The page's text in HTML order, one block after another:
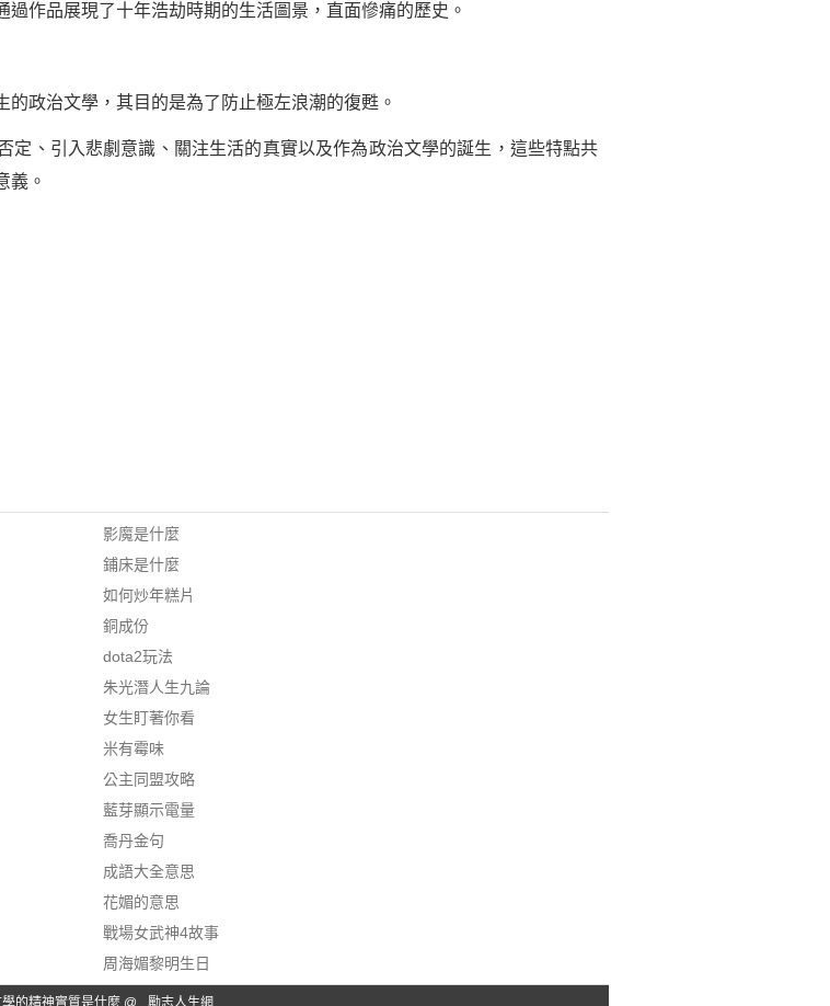
作品展現了十年浩劫時期的生活圖景，直面慘痛的歷史。
政治文學，其目的是為了防止極左浪潮的復甦。
定、引入悲劇意識、關注生活的真實以及作為政治文學的誕生，這些特點共
義。
影魔是什麼
鋪床是什麼
如何炒年糕片
銅成份
dota2玩法
朱光潛人生九論
女生盯著你看
米有霉味
公主同盟攻略
藍芽顯示電量
喬丹金句
成語大全意思
花媚的意思
戰場女武神4故事
周海媚黎明生日
的精神實質是什麼 @ 勵志人生網